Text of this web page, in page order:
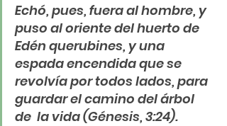
Echó, pues, fuera al hombre, y
puso al oriente del huerto de
Edén querubines, y una
espada encendida que se
revolvía por todos lados, para
guardar el camino del árbol
de  la vida (Génesis, 3:24).